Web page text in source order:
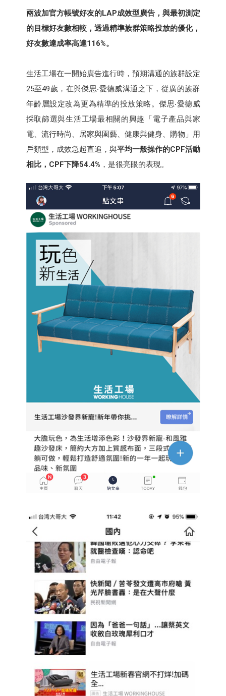
兩波加官方帳號好友的LAP成效型廣告，與最初測定
的目標好友數相較，透過精準族群策略投放的優化，
好友數達成率高達116%。
生活工場在一開始廣告進行時，預期溝通的族群設定
25至49歲，在與傑思‧愛德威溝通之下，從廣的族群
年齡層設定改為更為精準的投放策略。傑思‧愛德威
採取篩選與生活工場最相關的興趣「電子產品與家
電、流行時尚、居家與園藝、健康與健身、購物」用
戶類型，成效急起直追，與平均一般操作的CPF活動
相比，CPF下降54.4% ，是很亮眼的表現。